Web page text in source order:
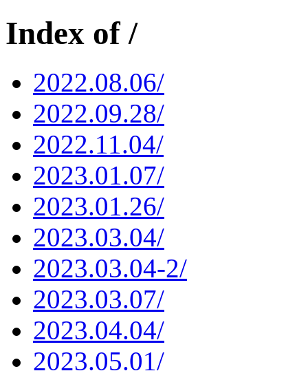
Index of /
2022.08.06/
2022.09.28/
2022.11.04/
2023.01.07/
2023.01.26/
2023.03.04/
2023.03.04-2/
2023.03.07/
2023.04.04/
2023.05.01/